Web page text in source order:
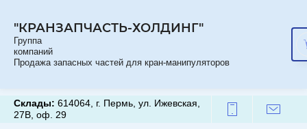
"КРАНЗАПЧАСТЬ-ХОЛДИНГ"
Группа
компаний
Продажа запасных частей для кран-манипуляторов
Склады: 614064, г. Пермь, ул. Ижевская,
27В, оф. 29